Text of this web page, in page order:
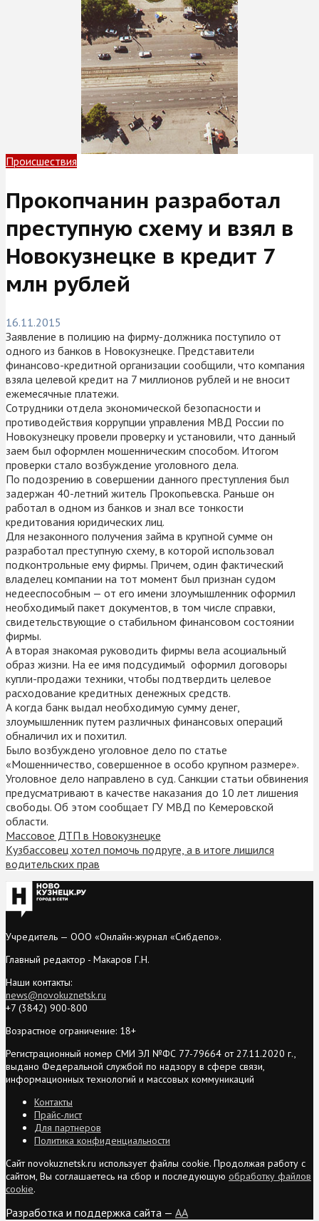
Происшествия
Прокопчанин разработал
преступную схему и взял в
Новокузнецке в кредит 7
млн рублей
16.11.2015
Заявление в полицию на фирму-должника поступило от
одного из банков в Новокузнецке. Представители
финансово-кредитной организации сообщили, что компания
взяла целевой кредит на 7 миллионов рублей и не вносит
ежемесячные платежи.
Сотрудники отдела экономической безопасности и
противодействия коррупции управления МВД России по
Новокузнецку провели проверку и установили, что данный
заем был оформлен мошенническим способом. Итогом
проверки стало возбуждение уголовного дела.
По подозрению в совершении данного преступления был
задержан 40-летний житель Прокопьевска. Раньше он
работал в одном из банков и знал все тонкости
кредитования юридических лиц.
Для незаконного получения займа в крупной сумме он
разработал преступную схему, в которой использовал
подконтрольные ему фирмы. Причем, один фактический
владелец компании на тот момент был признан судом
недееспособным — от его имени злоумышленник оформил
необходимый пакет документов, в том числе справки,
свидетельствующие о стабильном финансовом состоянии
фирмы.
А вторая знакомая руководить фирмы вела асоциальный
образ жизни. На ее имя подсудимый оформил договоры
купли-продажи техники, чтобы подтвердить целевое
расходование кредитных денежных средств.
А когда банк выдал необходимую сумму денег,
злоумышленник путем различных финансовых операций
обналичил их и похитил.
Было возбуждено уголовное дело по статье
«Мошенничество, совершенное в особо крупном размере».
Уголовное дело направлено в суд. Санкции статьи обвинения
предусматривают в качестве наказания до 10 лет лишения
свободы. Об этом сообщает ГУ МВД по Кемеровской
области.
Массовое ДТП в Новокузнецке
Кузбассовец хотел помочь подруге, а в итоге лишился
водительских прав
Учредитель — ООО «Онлайн-журнал «Сибдепо».
Главный редактор - Макаров Г.Н.
Наши контакты:
news@novokuznetsk.ru
+7 (3842) 900-800
Возрастное ограничение: 18+
Регистрационный номер СМИ ЭЛ №ФС 77-79664 от 27.11.2020 г.,
выдано Федеральной службой по надзору в сфере связи,
информационных технологий и массовых коммуникаций
Контакты
Прайс-лист
Для партнеров
Политика конфиденциальности
Сайт novokuznetsk.ru использует файлы cookie. Продолжая работу с
сайтом, Вы соглашаетесь на сбор и последующую обработку файлов
cookie.
Разработка и поддержка сайта — AA